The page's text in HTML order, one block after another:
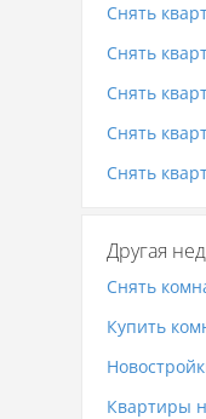
Снять
Снять
Снять
Снять
Снять
Другая
Снять
Купить
Квартиры